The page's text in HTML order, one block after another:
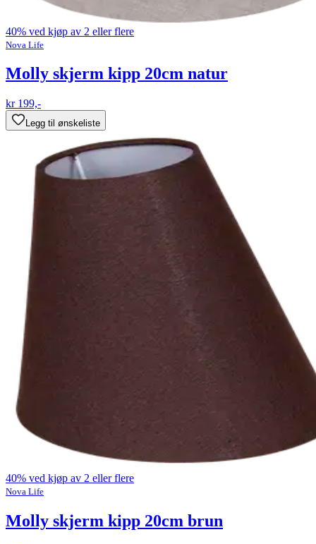
40% ved kjøp av 2 eller flere
Nova Life
Molly skjerm kipp 20cm natur
kr 199,-
Legg til ønskeliste
40% ved kjøp av 2 eller flere
Nova Life
Molly skjerm kipp 20cm brun